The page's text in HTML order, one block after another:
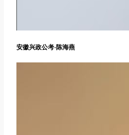
安徽兴政公考-陈海燕